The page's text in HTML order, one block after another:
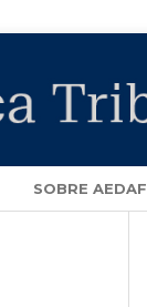
SOBRE AEDAF